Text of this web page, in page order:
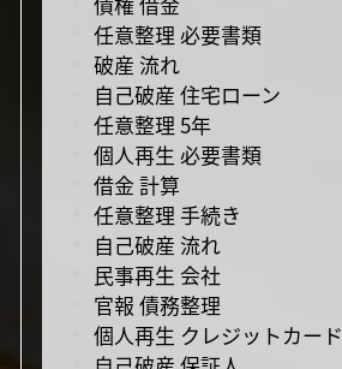
任意整理 必要書類
破産 流れ
自己破産 住宅ローン
任意整理 5年
個人再生 必要書類
借金 計算
任意整理 手続き
自己破産 流れ
民事再生 会社
官報 債務整理
個人再生 クレジットカード